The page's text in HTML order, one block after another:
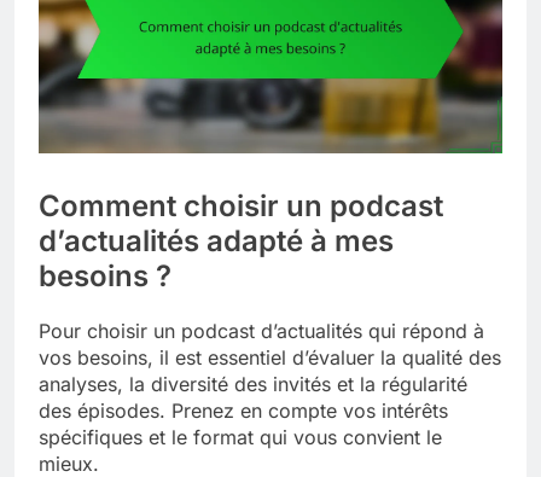
Comment choisir un podcast
d’actualités adapté à mes
besoins ?
Pour choisir un podcast d’actualités qui répond à
vos besoins, il est essentiel d’évaluer la qualité des
analyses, la diversité des invités et la régularité
des épisodes. Prenez en compte vos intérêts
spécifiques et le format qui vous convient le
mieux.